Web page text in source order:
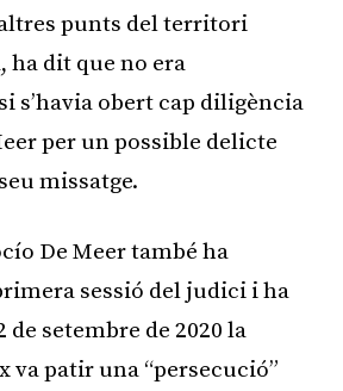
punts del territori
ha dit que no era
s’havia obert cap diligència
per un possible delicte
missatge.
De Meer també ha
sessió del judici i ha
de setembre de 2020 la
va patir una “persecució”